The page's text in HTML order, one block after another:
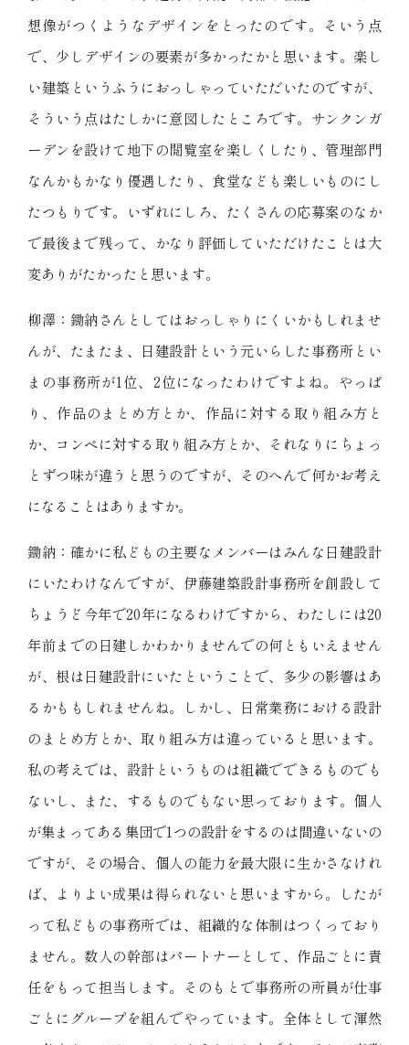
想像がつくようなデザインをとったのです。そいう点
で、少しデザインの要素が多かったかと思います。楽し
い建築というふうにおっしゃっていただいたのですが、
そういう点はたしかに意図したところです。サンクンガ
ーデンを設けて地下の閲覧室を楽しくしたり、管理部門
なんかもかなり優遇したり、食堂なども楽しいものにし
たつもりです。いずれにしろ、たくさんの応募案のなか
で最後まで残って、かなり評価していただけたことは大
変ありがたかったと思います。
柳澤：鋤納さんとしてはおっしゃりにくいかもしれませ
んが、たまたま、日建設計という元いらした事務所とい
まの事務所が1位、2位になったわけですよね。やっぱ
り、作品のまとめ方とか、作品に対する取り組み方と
か、コンペに対する取り組み方とか、それなりにちょっ
とずつ味が違うと思うのですが、そのへんで何かお考え
になることはありますか。
鋤納：確かに私どもの主要なメンバーはみんな日建設計
にいたわけなんですが、伊藤建築設計事務所を創設して
ちょうど今年で20年になるわけですから、わたしには20
年前までの日建しかわかりませんでの何ともいえません
が、根は日建設計にいたということで、多少の影響はあ
るかももしれませんね。しかし、日常業務における設計
のまとめ方とか、取り組み方は違っていると思います。
私の考えでは、設計というものは組織でできるものでも
ないし、また、するものでもない思っております。個人
が集まってある集団で1つの設計をするのは間違いないの
ですが、その場合、個人の能力を最大限に生かさなけれ
ば、よりよい成果は得られないと思いますから。したが
って私どもの事務所では、組織的な体制はつくっており
ません。数人の幹部はパートナーとして、作品ごとに責
任をもって担当します。そのもとで事務所の所員が仕事
ごとにグループを組んでやっています。全体として渾然